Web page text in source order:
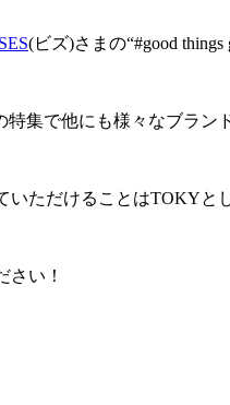
(ビズ)さまの“#good
集で他にも様々なブラン
いただけることはTOKY
さい！